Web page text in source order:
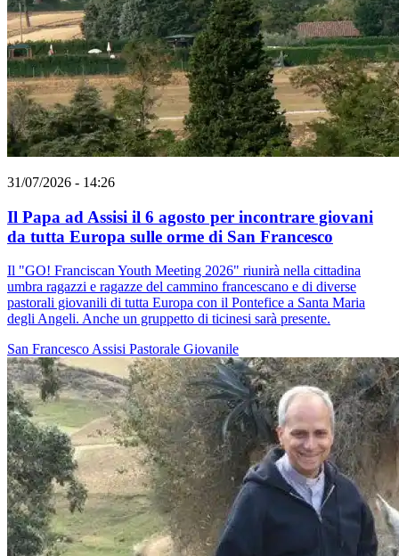
31/07/2026 - 14:26
Il Papa ad Assisi il 6 agosto per incontrare giovani
da tutta Europa sulle orme di San Francesco
Il "GO! Franciscan Youth Meeting 2026" riunirà nella cittadina
umbra ragazzi e ragazze del cammino francescano e di diverse
pastorali giovanili di tutta Europa con il Pontefice a Santa Maria
degli Angeli. Anche un gruppetto di ticinesi sarà presente.
San FrancescoAssisi Pastorale Giovanile